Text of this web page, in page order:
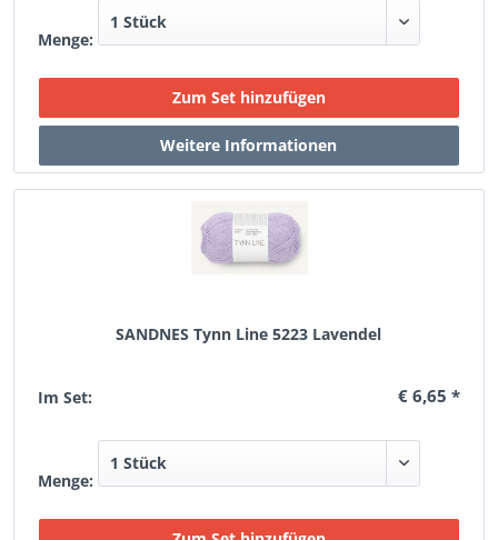
Menge:
SANDNES Tynn Line 5223 Lavendel
Im Set: € 6,65 *
Menge: